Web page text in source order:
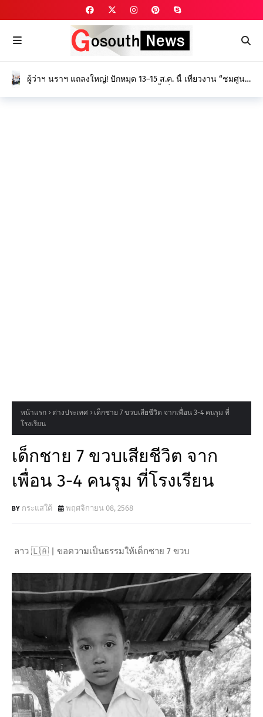
ผู้ว่าฯ นราฯ แถลงใหญ่! ปักหมุด 13–15 ส.ค. นี้ เที่ยวงาน “ชมศูนย์
เกษตร-ป่าพรุ สร้างรายได้ยั่งยืน
หน้าแรก ต่างประเทศ
เด็กชาย 7 ขวบเสียชีวิต จากเพื่อน 3-4 คนรุม ที่
โรงเรียน
เด็กชาย 7 ขวบเสียชีวิต จาก
เพื่อน 3-4 คนรุม ที่โรงเรียน
กระแสใต้ พฤศจิกายน 08, 2568
ลาว 🇱🇦 | ขอความเป็นธรรมให้เด็กชาย 7 ขวบ